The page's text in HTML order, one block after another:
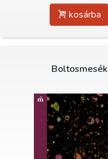
kosárba
Boltosmesék